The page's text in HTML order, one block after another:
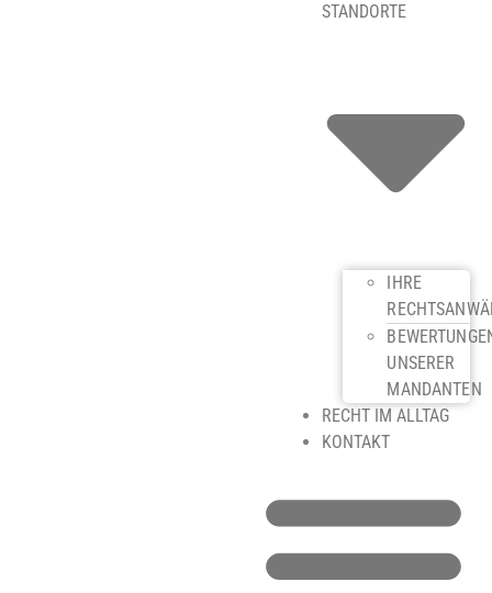
STANDORTE
IHRE
UNSERER
MANDANTEN
RECHT IM ALLTAG
KONTAKT